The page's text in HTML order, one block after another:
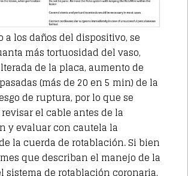
a los daños del dispositivo, se
más tortuosidad del vaso,
de la placa, aumento de
(más de 20 en 5 min) de la
de ruptura, por lo que se
el cable antes de la
y evaluar con cautela la
la cuerda de rotablación. Si bien
que describan el manejo de la
sistema de rotablación coronaria,